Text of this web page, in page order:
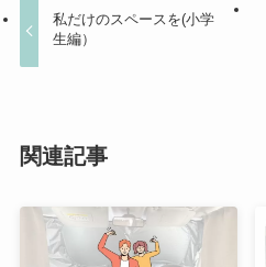
私だけのスペースを(小学
生編）
関連記事